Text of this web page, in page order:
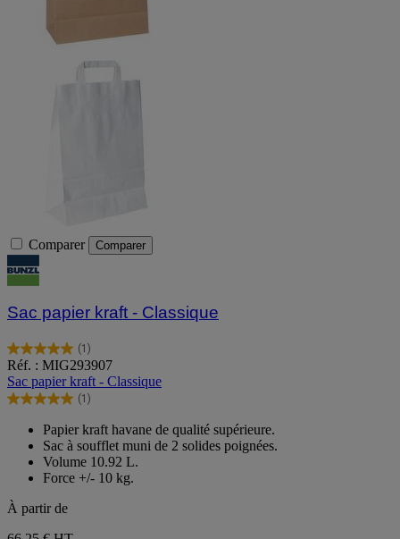
Comparer Comparer
Sac papier kraft - Classique
(1)
5.0
sur
5
étoiles.
avis
Réf. : MIG293907
Sac papier kraft - Classique
(1)
5.0
étoiles.
avis
Papier kraft havane de qualité supérieure.
Sac à soufflet muni de 2 solides poignées.
Volume 10.92 L.
Force +/- 10 kg.
À partir de